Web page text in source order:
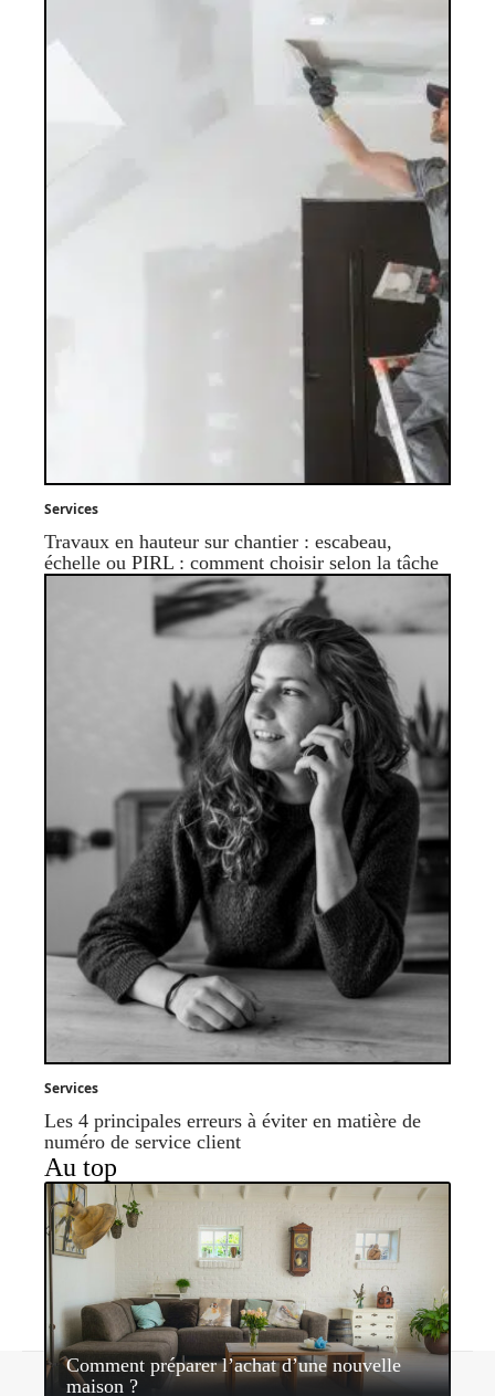
Services
Travaux en hauteur sur chantier : escabeau,
échelle ou PIRL : comment choisir selon la tâche
Services
Les 4 principales erreurs à éviter en matière de
numéro de service client
Au top
Comment préparer l’achat d’une nouvelle
maison ?
Contact Mentions légales Sitemap